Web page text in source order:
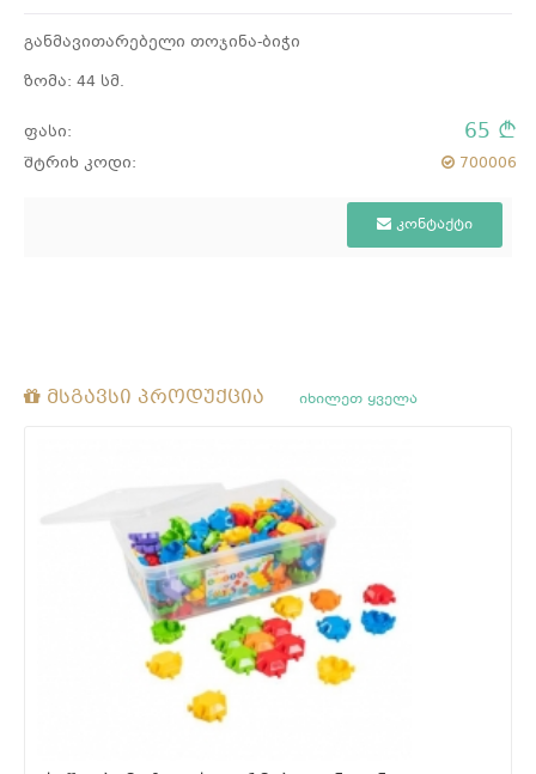
განმავითარებელი თოჯინა-ბიჭი
ზომა: 44 სმ.
ფასი: 65
შტრიხ კოდი: 700006
კონტაქტი
მსგავსი პროდუქცია იხილეთ ყველა